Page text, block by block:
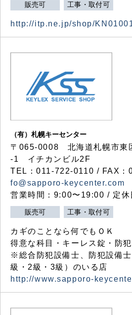
販売可 工事・取付可
http://itp.ne.jp/shop/
（有）札幌キーセンター
〒065-0008 北海道札幌市東
-1 イチカンビル2F
TEL：011-722-0110 / FAX：
fo@sapporo-keycenter.com
営業時間：9:00〜19:00 / 定休
販売可 工事・取付可
カギのことなら何でもＯＫ
得意な科目・キーレス錠・防
※総合防犯設備士、防犯設備
級・2級・3級）のいる店
http://www.sapporo-